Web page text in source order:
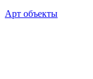
Арт объекты